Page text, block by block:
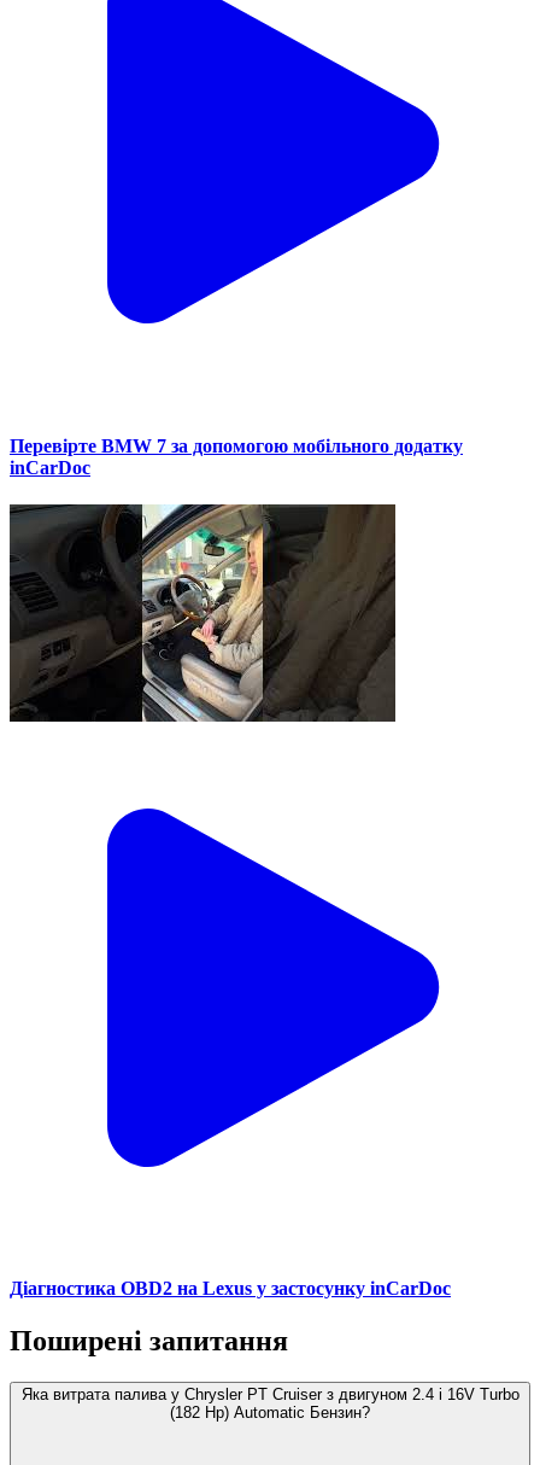
Перевірте BMW 7 за допомогою мобільного додатку
inCarDoc
Діагностика OBD2 на Lexus у застосунку inCarDoc
Поширені запитання
Яка витрата палива у Chrysler PT Cruiser з двигуном 2.4 i 16V Turbo
(182 Hp) Automatic Бензин?